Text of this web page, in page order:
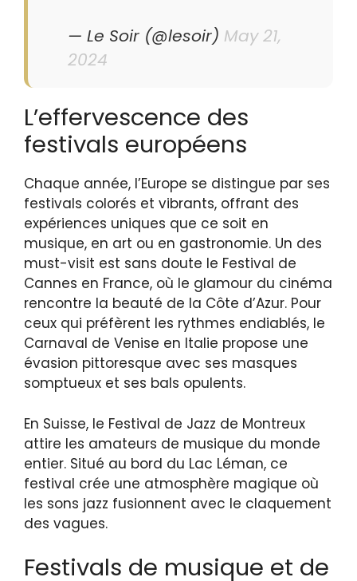
— Le Soir (@lesoir) May 21,
2024
L’effervescence des
festivals européens
Chaque année, l’Europe se distingue par ses
festivals colorés et vibrants, offrant des
expériences uniques que ce soit en
musique, en art ou en gastronomie. Un des
must-visit est sans doute le Festival de
Cannes en France, où le glamour du cinéma
rencontre la beauté de la Côte d’Azur. Pour
ceux qui préfèrent les rythmes endiablés, le
Carnaval de Venise en Italie propose une
évasion pittoresque avec ses masques
somptueux et ses bals opulents.
En Suisse, le Festival de Jazz de Montreux
attire les amateurs de musique du monde
entier. Situé au bord du Lac Léman, ce
festival crée une atmosphère magique où
les sons jazz fusionnent avec le claquement
des vagues.
Festivals de musique et de